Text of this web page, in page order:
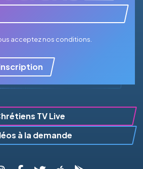
accepteznos conditions
TV Live
à la demande